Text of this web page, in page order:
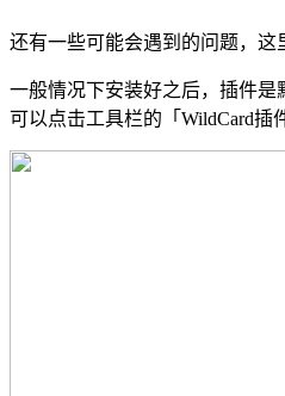
还有一些可能会遇到的问题，这
一般情况下安装好之后，插件是
可以点击工具栏的「WildCard插